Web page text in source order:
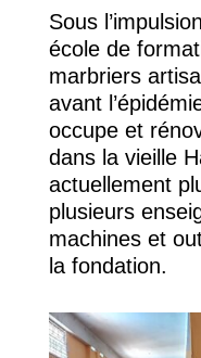
Sous
école de
marbriers
avant
occupe et
dans la vieille
actuellement
plusieurs
machines et
la fondation.